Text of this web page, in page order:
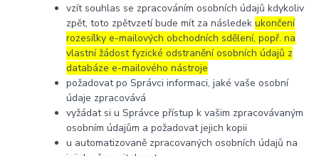
vzít souhlas se zpracováním osobních údajů kdykoliv
zpět, toto zpětvzetí bude mít za následekukončení
rozesílky e-mailových obchodních sdělení, popř. na
vlastní žádost fyzické odstranění osobních údajů z
databáze e-mailového nástroje
požadovat po Správci informaci, jaké vaše osobní
údaje zpracovává
vyžádat si u Správce přístup k vašim zpracovávaným
osobním údajům a požadovat jejich kopii
u automatizovaně zpracovaných osobních údajů na